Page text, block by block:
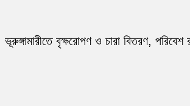
ভূরুঙ্গামারীতে বৃক্ষরোপণ ও চারা বিতরণ, পরিবেশ